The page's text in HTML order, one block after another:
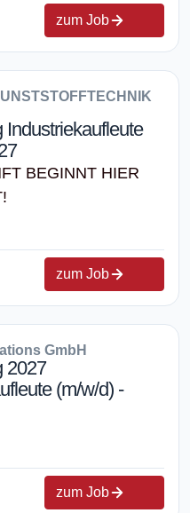
zum Job
Industriekaufleute
BEGINNT HIER
zum Job
GmbH
2027
(m/w/d) -
zum Job